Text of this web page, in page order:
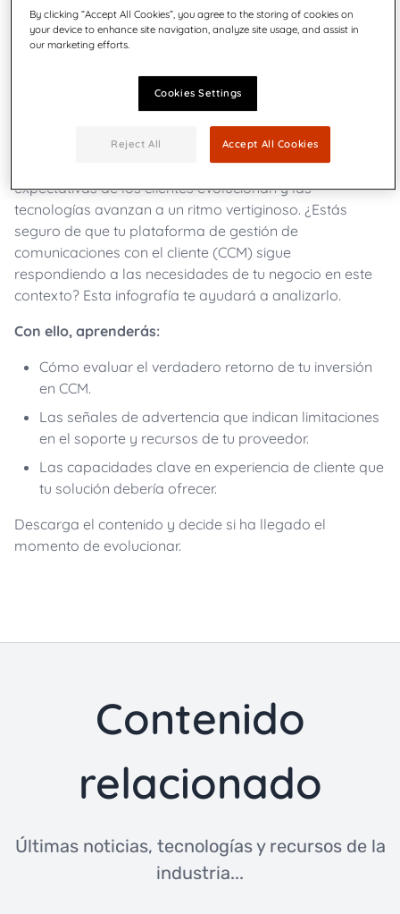
Las prioridades empresariales cambian, las
expectativas de los clientes evolucionan y las
tecnologías avanzan a un ritmo vertiginoso. ¿Estás
seguro de que tu plataforma de gestión de
comunicaciones con el cliente (CCM) sigue
respondiendo a las necesidades de tu negocio en este
contexto? Esta infografía te ayudará a analizarlo.
Con ello, aprenderás:
Cómo evaluar el verdadero retorno de tu inversión
en CCM.
Las señales de advertencia que indican limitaciones
en el soporte y recursos de tu proveedor.
Las capacidades clave en experiencia de cliente que
tu solución debería ofrecer.
Descarga el contenido y decide si ha llegado el
momento de evolucionar.
Contenido
relacionado
Últimas noticias, tecnologías y recursos de la
industria...
By clicking “Accept All Cookies”, you agree to the storing of cookies on
your device to enhance site navigation, analyze site usage, and assist in
our marketing efforts.
Cookies Settings
Reject All Accept All Cookies